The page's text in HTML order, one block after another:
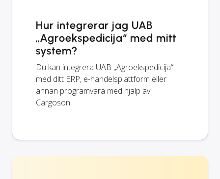
Hur integrerar jag UAB
„Agroekspedicija“ med mitt
system?
Du kan integrera UAB „Agroekspedicija“
med ditt ERP, e-handelsplattform eller
annan programvara med hjälp av
Cargoson.